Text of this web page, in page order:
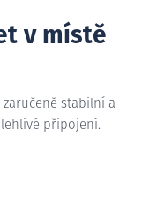
v místě
stabilní a
připojení.